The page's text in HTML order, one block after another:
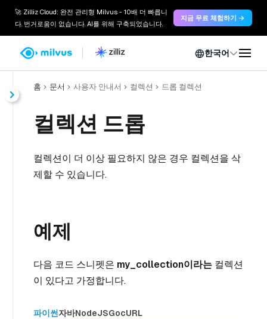
🚀 Zilliz Cloud: 완전 관리형 Milvus - 10배 더 빠릅니
다. 번거로움이 없습니다. AI를 위해 구축되었습니다.
지금 무료 체험하기 →
한국어
홈 문서 사용자 안내서 컬렉션 드롭 컬렉션
컬렉션 드롭
컬렉션이 더 이상 필요하지 않은 경우 컬렉션을 삭
제할 수 있습니다.
예제
다음 코드 스니펫은 my_collection이라는 컬렉션
이 있다고 가정합니다.
파이썬자바NodeJSGocURL